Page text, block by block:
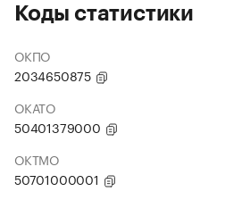
Коды статистики
ОКПО
2034650875
ОКАТО
50401379000
ОКТМО
50701000001